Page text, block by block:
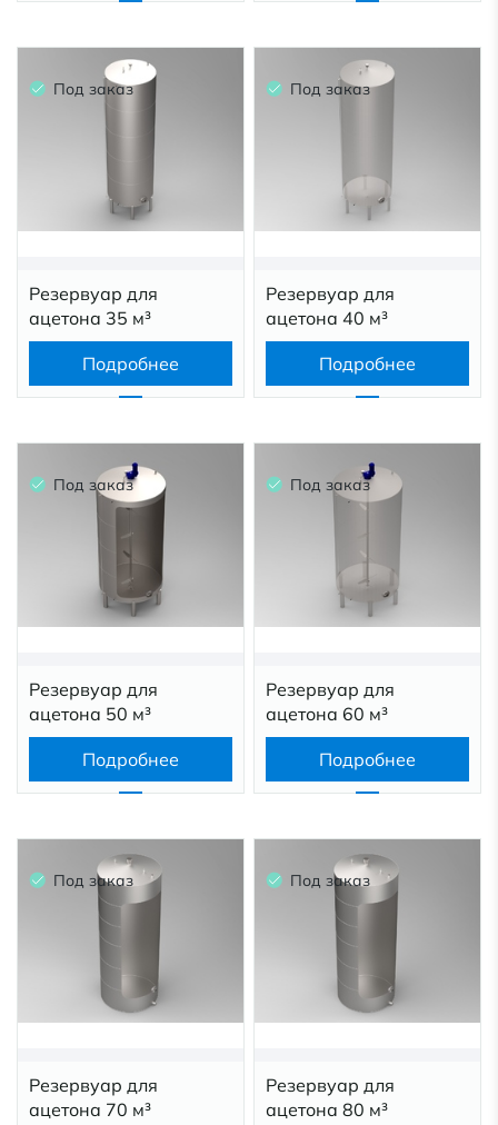
Под заказ
Резервуар для
ацетона 35 м³
Подробнее
Под заказ
Резервуар для
ацетона 40 м³
Подробнее
Под заказ
Резервуар для
ацетона 50 м³
Подробнее
Под заказ
Резервуар для
ацетона 60 м³
Подробнее
Под заказ
Резервуар для
ацетона 70 м³
Под заказ
Резервуар для
ацетона 80 м³